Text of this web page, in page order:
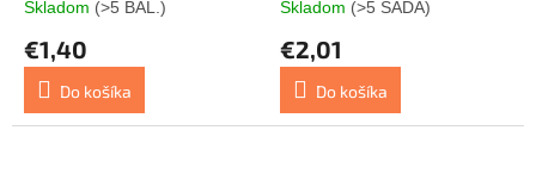
Skladom (>5 BAL.)
€1,40
Do košíka
Skladom (>5 SADA)
€2,01
Do košíka